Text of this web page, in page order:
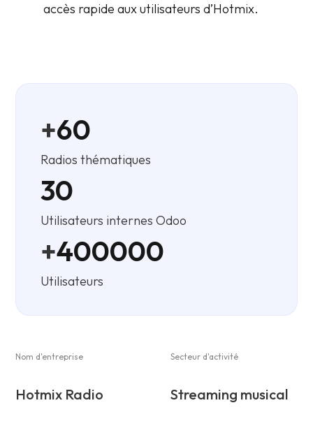
accès rapide aux utilisateurs d’Hotmix.
+60
Radios thématiques
30
Utilisateurs internes Odoo
+400000
Utilisateurs
Nom d'entreprise
Hotmix Radio
Secteur d'activité
Streaming musical